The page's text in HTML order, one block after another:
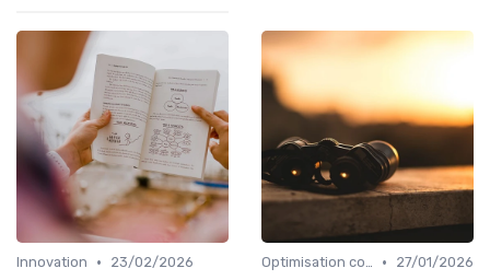
Innovation •
23/02/2026
Optimisation coûts •
27/01/2026